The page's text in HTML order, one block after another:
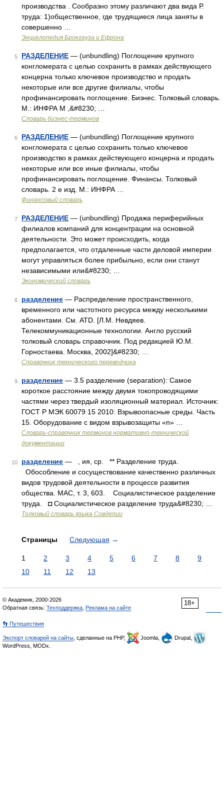
производства . Сообразно этому различают два вида Р.
труда: 1)общественное, где трудящиеся лица заняты в
совершенно …
Энциклопедия Брокгауза и Ефрона
5 РАЗДЕЛЕНИЕ — (unbundling) Поглощение крупного
конгломерата с целью сохранить в рамках действующего
концерна только ключевое производство и продать
некоторые или все другие филиалы, чтобы
профинансировать поглощение. Бизнес. Толковый словарь.
М.: ИНФРА М ,&#8230; …
Словарь бизнес-терминов
6 РАЗДЕЛЕНИЕ — (unbundling) Поглощение крупного
конгломерата с целью сохранить только ключевое
производство в рамках действующего концерна и продать
некоторые или все иные филиалы, чтобы
профинансировать поглощение. Финансы. Толковый
словарь. 2 е изд. М.: ИНФРА …
Финансовый словарь
7 РАЗДЕЛЕНИЕ — (unbundling) Продажа периферийных
филиалов компаний для концентрации на основной
деятельности. Это может происходить, когда
предполагается, что отдаленные части деловой империи
могут управляться более прибыльно, если они станут
независимыми или&#8230; …
Экономический словарь
8 разделение — Распределение пространственного,
временного или частотного ресурса между несколькими
абонентами. См. ATD. [Л.М. Невдяев.
Телекоммуникационные технологии. Англо русский
толковый словарь справочник. Под редакцией Ю.М.
Горностаева. Москва, 2002]&#8230; …
Справочник технического переводчика
9 разделение — 3.5 разделение (separation): Самое
короткое расстояние между двумя токопроводящими
частями через твердый изоляционный материал. Источник:
ГОСТ Р МЭК 60079 15 2010: Взрывоопасные среды. Часть
15. Оборудование с видом взрывозащиты «n» …
Словарь-справочник терминов нормативно-технической
документации
10 разделение — , ия, ср. ** Разделение труда.
Обособление и сосуществование качественно различных
видов трудовой деятельности в процессе развития
общества. МАС, т. 3, 603. Социалистическое разделение
труда. ◘ Социалистическое разделение труда&#8230; …
Толковый словарь языка Совдепии
Страницы Следующая →
1 2 3 4 5 6 7 8
9
10
11 12 13
18+
© Академик, 2000-2026
Обратная связь: Техподдержка Реклама на сайте
👣 Путешествия
Экспорт словарей на сайты , сделанные на PHP, Joomla,
Drupal,
WordPress, MODx.